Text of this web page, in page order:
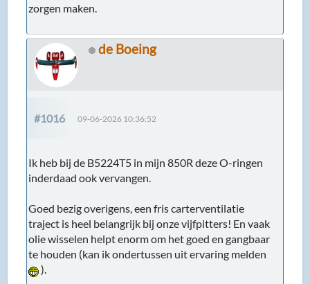
zorgen maken.
de Boeing
#1016 09-06-2026 10:36:52
Ik heb bij de B5224T5 in mijn 850R deze O-ringen
inderdaad ook vervangen.
Goed bezig overigens, een fris carterventilatie
traject is heel belangrijk bij onze vijfpitters! En vaak
olie wisselen helpt enorm om het goed en gangbaar
te houden (kan ik ondertussen uit ervaring melden
).